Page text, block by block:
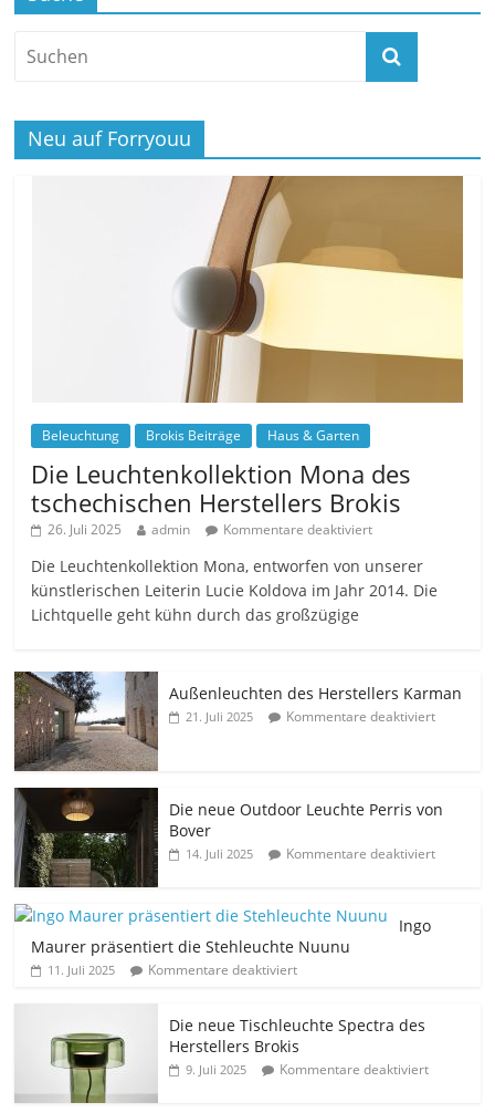
Neu auf Forryouu
Beleuchtung Brokis Beiträge Haus & Garten
Die Leuchtenkollektion Mona des
tschechischen Herstellers Brokis
26. Juli 2025 admin Kommentare deaktiviert
Die Leuchtenkollektion Mona, entworfen von unserer
künstlerischen Leiterin Lucie Koldova im Jahr 2014. Die
Lichtquelle geht kühn durch das großzügige
Außenleuchten des Herstellers Karman
21. Juli 2025 Kommentare deaktiviert
Die neue Outdoor Leuchte Perris von
Bover
14. Juli 2025 Kommentare deaktiviert
Ingo
Maurer präsentiert die Stehleuchte Nuunu
11. Juli 2025 Kommentare deaktiviert
Die neue Tischleuchte Spectra des
Herstellers Brokis
9. Juli 2025 Kommentare deaktiviert